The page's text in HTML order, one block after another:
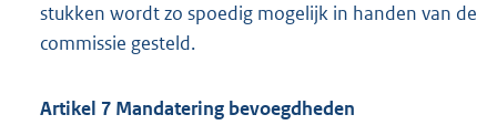
stukken wordt zo spoedig mogelijk in handen van de
commissie gesteld.
Artikel 7 Mandatering bevoegdheden